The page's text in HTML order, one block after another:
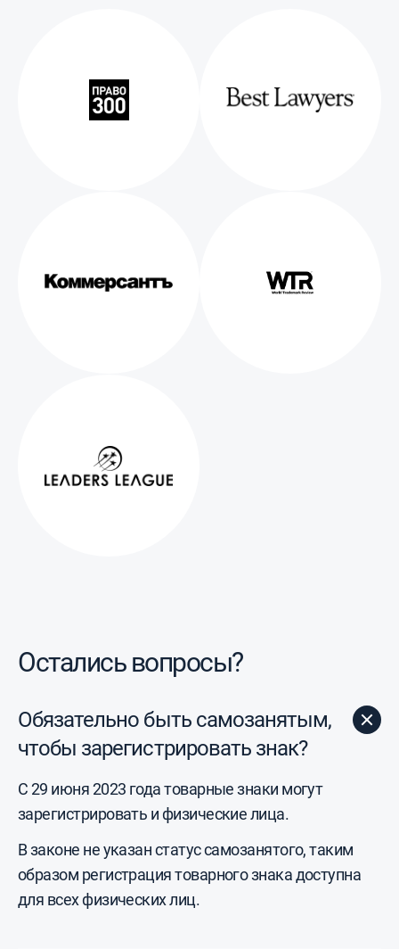
Остались вопросы?
Обязательно быть самозанятым,
чтобы зарегистрировать знак?
С 29 июня 2023 года товарные знаки могут
зарегистрировать и физические лица.
В законе не указан статус самозанятого, таким
образом регистрация товарного знака доступна
для всех физических лиц.